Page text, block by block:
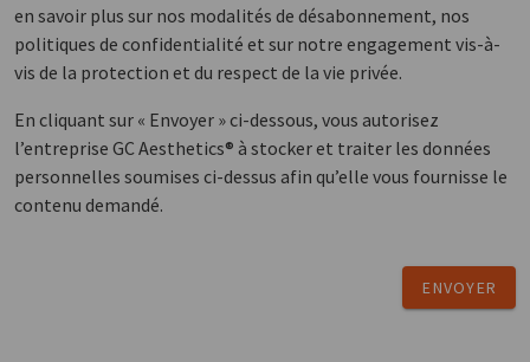
en savoir plus sur nos modalités de désabonnement, nos
politiques de confidentialité et sur notre engagement vis-à-
vis de la protection et du respect de la vie privée.
En cliquant sur « Envoyer » ci-dessous, vous autorisez
l’entreprise GC Aesthetics® à stocker et traiter les données
personnelles soumises ci-dessus afin qu’elle vous fournisse le
contenu demandé.
ENVOYER